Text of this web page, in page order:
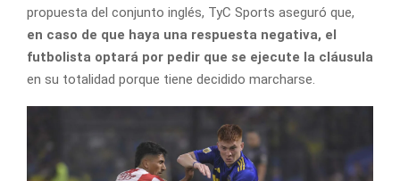
propuesta del conjunto inglés, TyC Sports aseguró que,
en caso de que haya una respuesta negativa, el
futbolista optará por pedir que se ejecute la cláusula
en su totalidad porque tiene decidido marcharse.